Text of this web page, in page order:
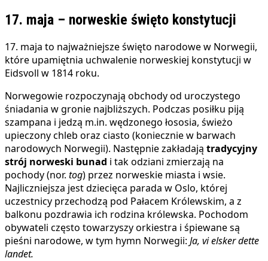
17. maja – norweskie święto konstytucji
17. maja to najważniejsze święto narodowe w Norwegii,
które upamiętnia uchwalenie norweskiej konstytucji w
Eidsvoll w 1814 roku.
Norwegowie rozpoczynają obchody od uroczystego
śniadania w gronie najbliższych. Podczas posiłku piją
szampana i jedzą m.in. wędzonego łososia, świeżo
upieczony chleb oraz ciasto (koniecznie w barwach
narodowych Norwegii). Następnie zakładają tradycyjny
strój norweski bunad i tak odziani zmierzają na
pochody (nor. tog) przez norweskie miasta i wsie.
Najliczniejsza jest dziecięca parada w Oslo, której
uczestnicy przechodzą pod Pałacem Królewskim, a z
balkonu pozdrawia ich rodzina królewska. Pochodom
obywateli często towarzyszy orkiestra i śpiewane są
pieśni narodowe, w tym hymn Norwegii: Ja, vi elsker dette
landet.